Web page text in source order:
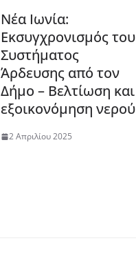
Νέα Ιωνία:
Εκσυγχρονισμός του
Συστήματος
Άρδευσης από τον
Δήμο – Βελτίωση και
εξοικονόμηση νερού
2 Απριλίου 2025